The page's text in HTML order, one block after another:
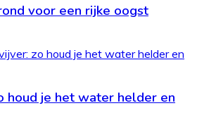
voor een rijke oogst
houd je het water helder en